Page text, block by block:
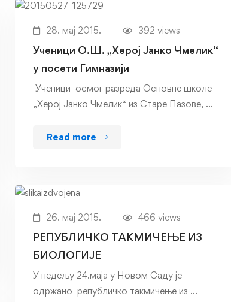
28. мај 2015. 392 views
Ученици O.Ш. „Херој Јанко Чмелик“
у посети Гимназији
Ученици осмог разреда Основне школе
„Херој Јанко Чмелик“ из Старе Пазове, …
Read more
26. мај 2015. 466 views
РЕПУБЛИЧКО ТАКМИЧЕЊЕ ИЗ
БИОЛОГИЈЕ
У недељу 24.маја у Новом Саду је
одржано републичко такмичење из …